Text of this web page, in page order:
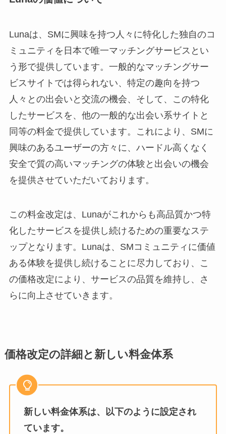
Lunaは、SMに興味を持つ人々に特化した独自のコ
ミュニティを日本で唯一マッチングサービスとい
う形で提供しています。一般的なマッチングサー
ビスサイトでは得られない、特定の趣向を持つ
人々との出会いと交流の機会、そして、この特化
したサービスを、他の一般的な出会い系サイトと
同等の料金で提供しています。これにより、SMに
興味のあるユーザーの方々に、ハードル高くなく
安全で質の高いマッチングの体験と出会いの機会
を提供させていただいております。
この料金改定は、Lunaがこれからも高品質かつ特
化したサービスを提供し続けるための重要なステ
ップとなります。Lunaは、SMコミュニティに価値
ある体験を提供し続けることに尽力しており、こ
の価格改定により、サービスの品質を維持し、さ
らに向上させていきます。
価格改定の詳細と新しい料金体系
新しい料金体系は、以下のように設定され
ています。